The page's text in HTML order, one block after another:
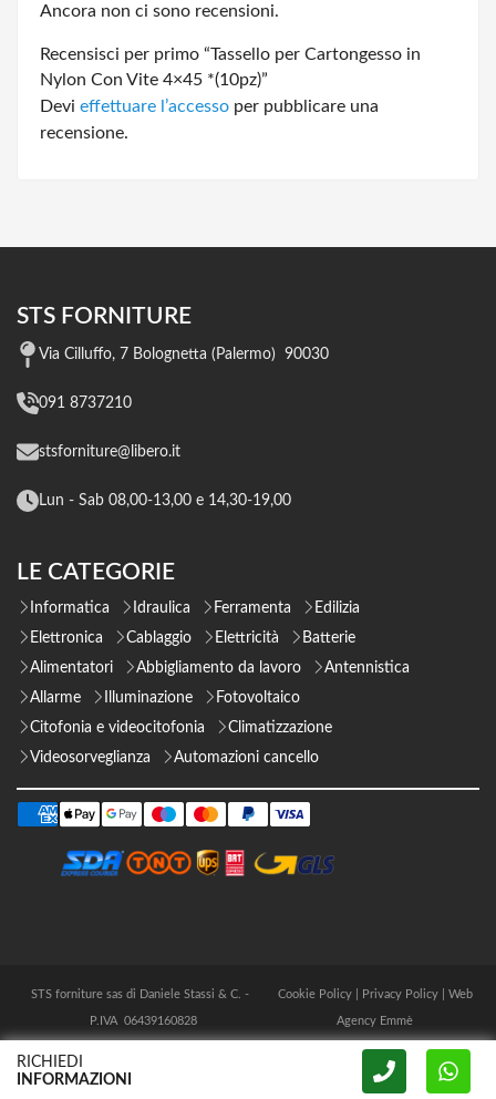
Ancora non ci sono recensioni.
Recensisci per primo “Tassello per Cartongesso in
Nylon Con Vite 4×45 *(10pz)”
Devi effettuare l’accesso per pubblicare una
recensione.
STS FORNITURE
Via Cilluffo, 7 Bolognetta (Palermo) 90030
091 8737210
stsforniture@libero.it
Lun - Sab 08,00-13,00 e 14,30-19,00
LE CATEGORIE
Informatica Idraulica Ferramenta
Edilizia
Elettronica
Cablaggio Elettricità
Batterie
Alimentatori
Abbigliamento da lavoro
Antennistica
Allarme
Illuminazione
Fotovoltaico
Citofonia e videocitofonia
Climatizzazione
Videosorveglianza
Automazioni cancello
STS forniture sas di Daniele Stassi & C. -
P.IVA 06439160828
Cookie Policy| Privacy Policy| Web
Agency Emmè
RICHIEDI
INFORMAZIONI